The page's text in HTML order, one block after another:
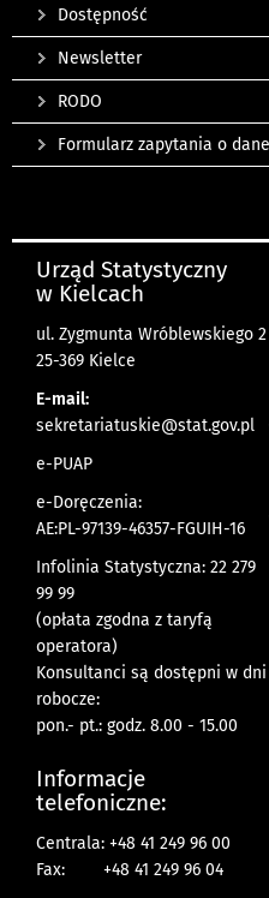
Dostępność
Newsletter
RODO
Formularz zapytania o dane
Urząd Statystyczny
w Kielcach
ul. Zygmunta Wróblewskiego 2
25-369 Kielce
E-mail:
sekretariatuskie@stat.gov.pl
e-PUAP
e-Doręczenia:
AE:PL-97139-46357-FGUIH-16
Infolinia Statystyczna: 22 279
99 99
(opłata zgodna z taryfą
operatora)
Konsultanci są dostępni w dni
robocze:
pon.- pt.: godz. 8.00 - 15.00
Informacje
telefoniczne:
Centrala: +48 41 249 96 00
Fax:
+48 41 249 96 04